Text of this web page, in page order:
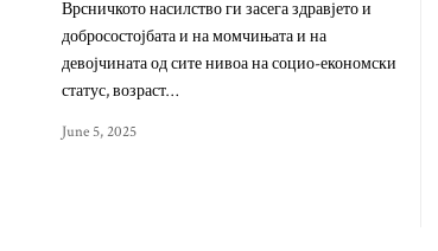
Врсничкото насилство ги засега здравјето и
добросостојбата и на момчињата и на
девојчината од сите нивоа на социо-економски
статус, возраст…
June 5, 2025